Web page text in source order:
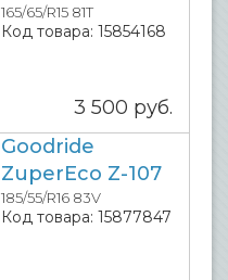
165/65/R15 81T
Код товара: 15854168
3 500 руб.
Goodride
ZuperEco Z-107
185/55/R16 83V
Код товара: 15877847